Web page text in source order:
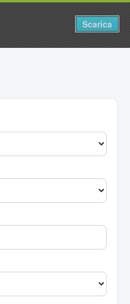
Scarica